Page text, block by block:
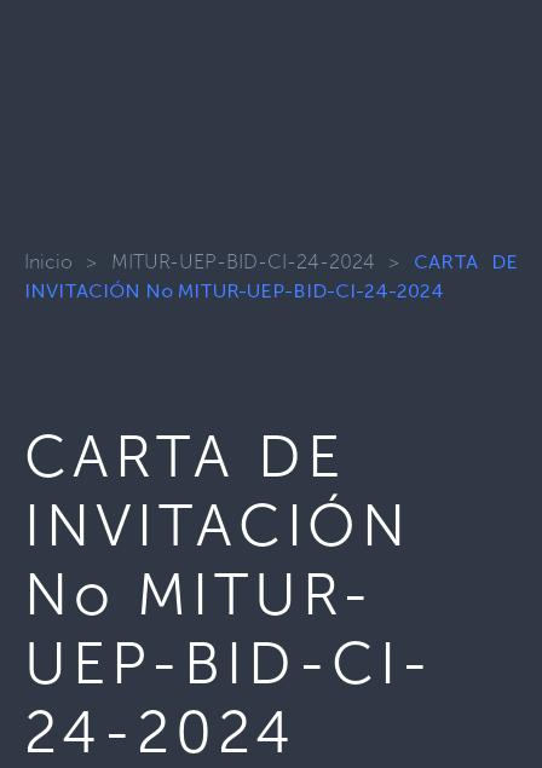
Inicio > MITUR-UEP-BID-CI-24-2024 > CARTA DE
INVITACIÓN No MITUR-UEP-BID-CI-24-2024
CARTA DE
INVITACIÓN
No MITUR-
UEP-BID-CI-
24-2024